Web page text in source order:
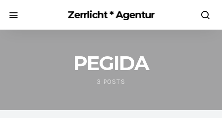
Zerrlicht * Agentur
PEGIDA
3 POSTS